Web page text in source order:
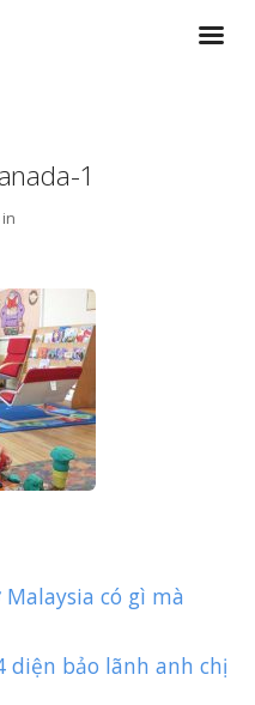
1
có gì mà
diện bảo lãnh anh chị